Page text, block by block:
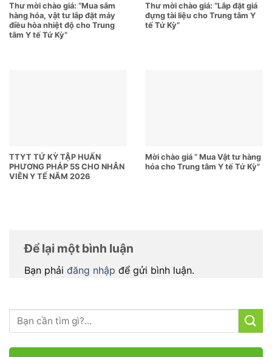
Thư mời chào giá: “Mua sắm
hàng hóa, vật tư lắp đặt máy
điều hòa nhiệt độ cho Trung
tâm Y tế Tứ Kỳ”
Thư mời chào giá: “Lắp đặt giá
đựng tài liệu cho Trung tâm Y
tế Tứ Kỳ”
TTYT TỨ KỲ TẬP HUẤN
PHƯƠNG PHÁP 5S CHO NHÂN
VIÊN Y TẾ NĂM 2026
Mời chào giá ” Mua Vật tư hàng
hóa cho Trung tâm Y tế Tứ Kỳ”
Để lại một bình luận
Bạn phải đăng nhập để gửi bình luận.